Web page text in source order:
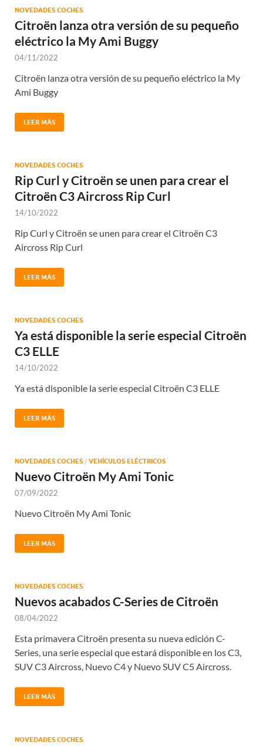
NOVEDADES COCHES
Citroën lanza otra versión de su pequeño
eléctrico la My Ami Buggy
04/11/2022
Citroën lanza otra versión de su pequeño eléctrico la My
Ami Buggy
LEER MÁS
NOVEDADES COCHES
Rip Curl y Citroën se unen para crear el
Citroën C3 Aircross Rip Curl
14/10/2022
Rip Curl y Citroën se unen para crear el Citroën C3
Aircross Rip Curl
LEER MÁS
NOVEDADES COCHES
Ya está disponible la serie especial Citroën
C3 ELLE
14/10/2022
Ya está disponible la serie especial Citroën C3 ELLE
LEER MÁS
NOVEDADES COCHES / VEHÍCULOS ELÉCTRICOS
Nuevo Citroën My Ami Tonic
07/09/2022
Nuevo Citroën My Ami Tonic
LEER MÁS
NOVEDADES COCHES
Nuevos acabados C-Series de Citroën
08/04/2022
Esta primavera Citroën presenta su nueva edición C-
Series, una serie especial que estará disponible en los C3,
SUV C3 Aircross, Nuevo C4 y Nuevo SUV C5 Aircross.
LEER MÁS
NOVEDADES COCHES